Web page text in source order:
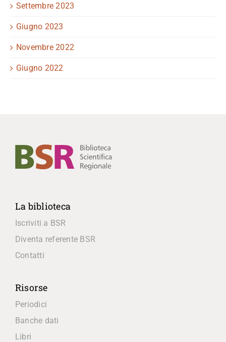
Settembre 2023
Giugno 2023
Novembre 2022
Giugno 2022
La biblioteca
Iscriviti a BSR
Diventa referente BSR
Contatti
Risorse
Periodici
Banche dati
Libri